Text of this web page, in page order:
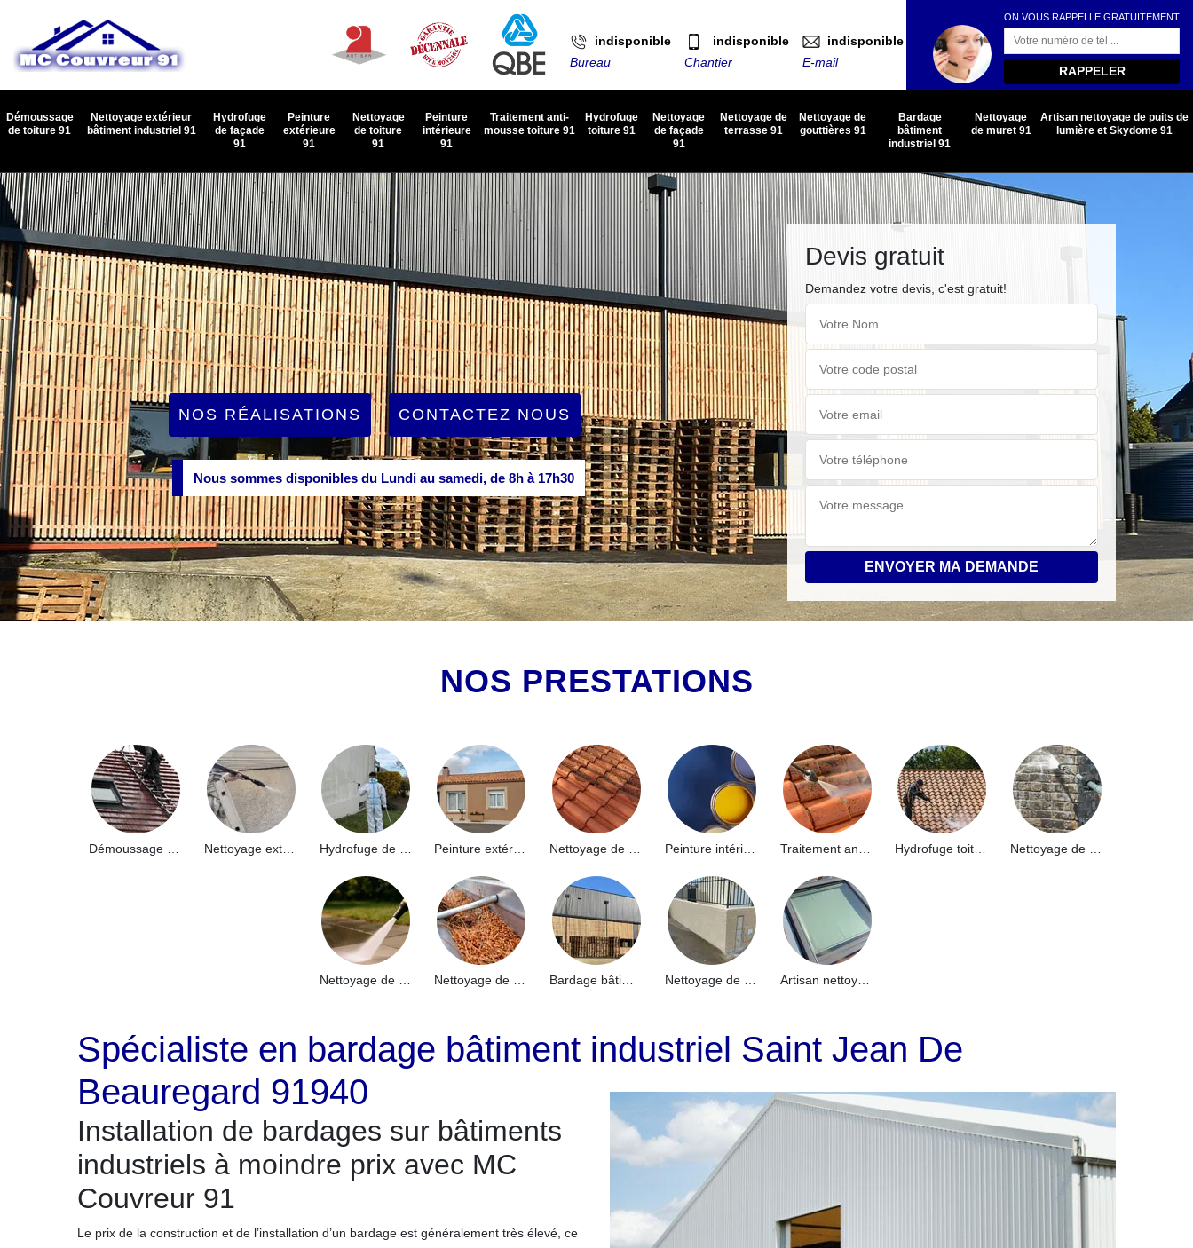
indisponible
Bureau
indisponible
Chantier
indisponible
E-mail
ON VOUS RAPPELLE GRATUITEMENT
Démoussage
de toiture 91
Nettoyage extérieur
bâtiment industriel 91
Hydrofuge
de façade
91
Peinture
extérieure
91
Nettoyage
de toiture
91
Peinture
intérieure
91
Traitement anti-
mousse toiture 91
Hydrofuge
toiture 91
Nettoyage
de façade
91
Nettoyage de
terrasse 91
Nettoyage de
gouttières 91
Bardage
bâtiment
industriel 91
Nettoyage
de muret 91
Artisan nettoyage de puits de
lumière et Skydome 91
NOS RÉALISATIONS CONTACTEZ NOUS
Nous sommes disponibles du Lundi au samedi, de 8h à 17h30
Devis gratuit
Demandez votre devis, c'est gratuit!
NOS PRESTATIONS
Nettoyage extérieur bâtiment industriel 91 Peinture intérieure 91
Artisan nettoyage de puits de lumière et Skydome 91
Spécialiste en bardage bâtiment industriel Saint Jean De
Beauregard 91940
Installation de bardages sur bâtiments
industriels à moindre prix avec MC
Couvreur 91
Le prix de la construction et de l’installation d’un bardage est généralement très élevé, ce